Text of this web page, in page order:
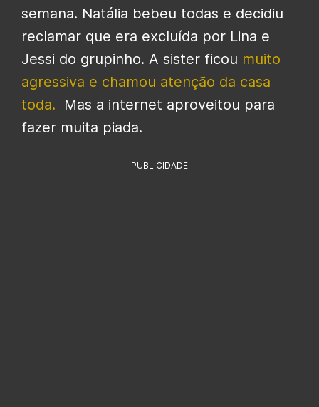
semana. Natália bebeu todas e decidiu
reclamar que era excluída por Lina e
Jessi do grupinho. A sister ficou muito
agressiva e chamou atenção da casa
toda. Mas a internet aproveitou para
fazer muita piada.
PUBLICIDADE